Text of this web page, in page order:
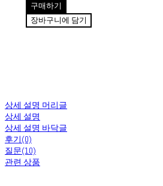
구매하기
장바구니에 담기
상세 설명 머리글
상세 설명
상세 설명 바닥글
후기(0)
질문(10)
관련 상품